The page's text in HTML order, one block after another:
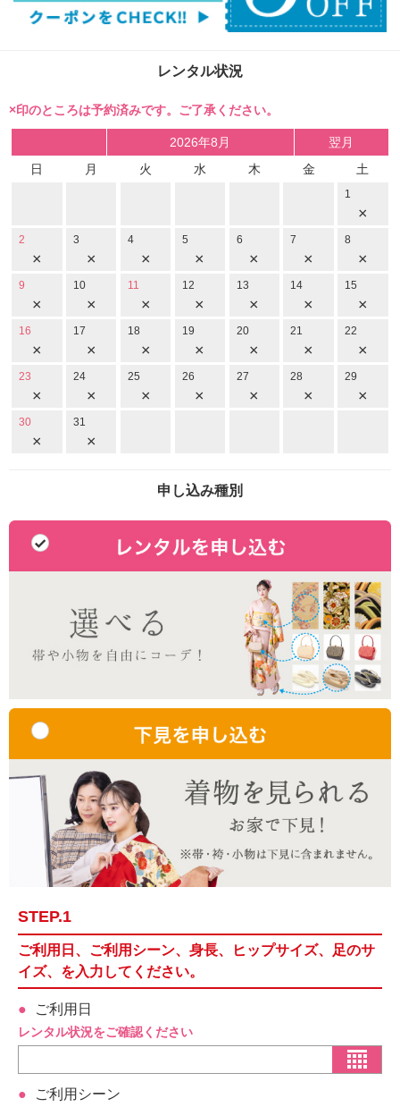
レンタル状況
×印のところは予約済みです。ご了承ください。
2026年8月
翌月
日
月 火 水 木 金 土
1
×
2
×
3
×
4
×
5
×
6
×
7
×
8
×
9
×
10
×
11
×
12
×
13
×
14
×
15
×
16
×
17
×
18
×
19
×
20
×
21
×
22
×
23
×
24
×
25
×
26
×
27
×
28
×
29
×
30
×
31
×
申し込み種別
STEP.1
ご利用日、ご利用シーン、身長、ヒップサイズ、足のサ
イズ、を入力してください。
ご利用日
レンタル状況をご確認ください
ご利用シーン